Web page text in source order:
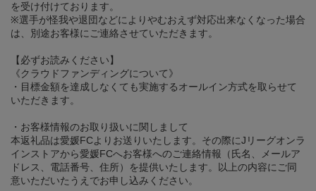
を受け付けております。
※選手が怪我や退団などによりやむおえず対応出来なくなった場合
は、別途お客様にご連絡させていただきます。
【必ずお読みください】
《クラウドファンディングについて》
・目標金額を達成しなくても実施するオールイン方式を取らせて
いただきます。
・お客様情報のお取り扱いに関しまして
本返礼品は愛媛FCよりお送りいたします。その際にJリーグオンラ
インストアから愛媛FCへお客様へのご連絡情報（氏名、メールア
ドレス、電話番号、住所）を提供いたします。以上の内容にご同
意いただいたうえでお申し込みください。